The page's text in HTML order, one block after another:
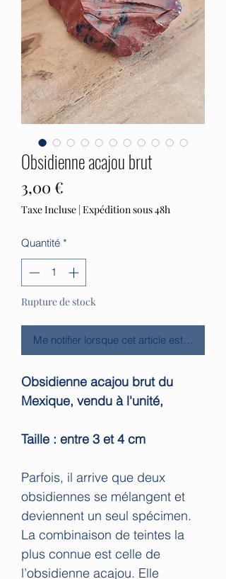
Obsidienne acajou brut
3,00 €
Taxe Incluse | Expédition sous 48h
Quantité *
Rupture de stock
Me notifier lorsque cet article est disponible
Obsidienne acajou brut du
Mexique, vendu à l'unité,
Taille : entre 3 et 4 cm
Parfois, il arrive que deux
obsidiennes se mélangent et
deviennent un seul spécimen.
La combinaison de teintes la
plus connue est celle de
l’obsidienne acajou. Elle